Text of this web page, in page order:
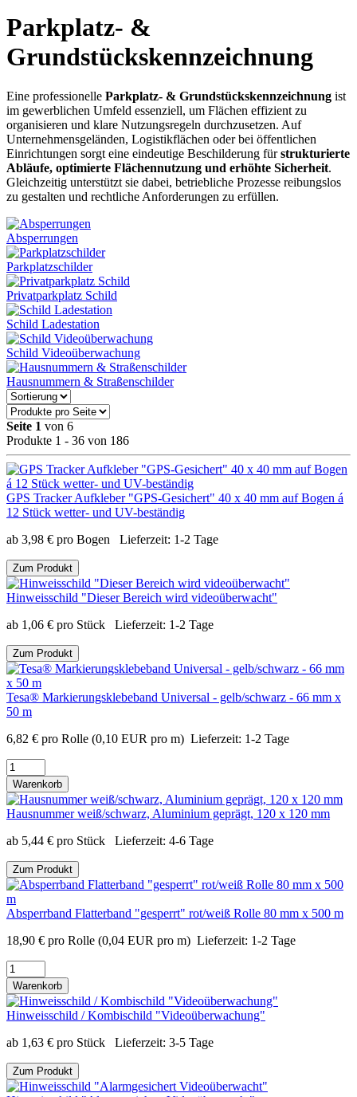
Parkplatz- &
Grundstückskennzeichnung
Eine professionelle Parkplatz- & Grundstückskennzeichnung ist
im gewerblichen Umfeld essenziell, um Flächen effizient zu
organisieren und klare Nutzungsregeln durchzusetzen. Auf
Unternehmensgeländen, Logistikflächen oder bei öffentlichen
Einrichtungen sorgt eine eindeutige Beschilderung fürstrukturierte
Abläufe, optimierte Flächennutzung und erhöhte Sicherheit.
Gleichzeitig unterstützt sie dabei, betriebliche Prozesse reibungslos
zu gestalten und rechtliche Anforderungen zu erfüllen.
Absperrungen
Parkplatzschilder
Privatparkplatz Schild
Schild Ladestation
Schild Videoüberwachung
Hausnummern & Straßenschilder
Seite 1 von 6
Produkte 1 - 36 von 186
GPS Tracker Aufkleber "GPS-Gesichert" 40 x 40 mm auf Bogen á
12 Stück wetter- und UV-beständig
ab 3,98 € pro Bogen Lieferzeit: 1-2 Tage
Zum Produkt
Hinweisschild "Dieser Bereich wird videoüberwacht"
ab 1,06 € pro Stück Lieferzeit: 1-2 Tage
Zum Produkt
Tesa® Markierungsklebeband Universal - gelb/schwarz - 66 mm x
50 m
6,82 € pro Rolle (0,10 EUR pro m) Lieferzeit: 1-2 Tage
Warenkorb
Hausnummer weiß/schwarz, Aluminium geprägt, 120 x 120 mm
ab 5,44 € pro Stück Lieferzeit: 4-6 Tage
Zum Produkt
Absperrband Flatterband "gesperrt" rot/weiß Rolle 80 mm x 500 m
18,90 € pro Rolle (0,04 EUR pro m) Lieferzeit: 1-2 Tage
Warenkorb
Hinweisschild / Kombischild "Videoüberwachung"
ab 1,63 € pro Stück Lieferzeit: 3-5 Tage
Zum Produkt